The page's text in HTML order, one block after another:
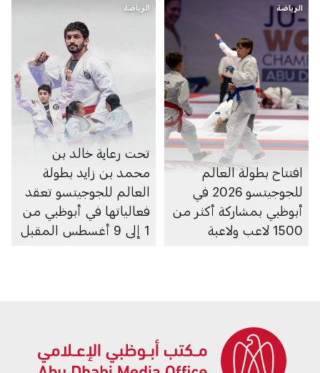
الرياضة
افتتاح بطولة العالم
للجوجيتسو 2026 في
أبوظبي بمشاركة أكثر من
1500 لاعب ولاعبة
الرياضة
تحت رعاية خالد بن
محمد بن زايد بطولة
العالم للجوجيتسو تعقد
فعالياتها في أبوظبي من
1 إلى 9 أغسطس المقبل